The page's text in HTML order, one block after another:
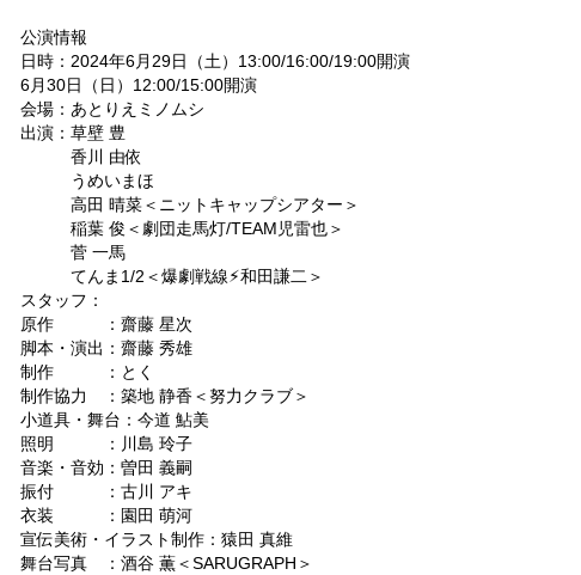
公演情報
日時：2024年6月29日（土）13:00/16:00/19:00開演
6月30日（日）12:00/15:00開演
会場：あとりえミノムシ
出演：草壁 豊
香川 由依
うめいまほ
高田 晴菜＜ニットキャップシアター＞
稲葉 俊＜劇団走馬灯/TEAM児雷也＞
菅 一馬
てんま1/2＜爆劇戦線⚡︎和田謙二＞
スタッフ：
原作 ：齋藤 星次
脚本・演出：齋藤 秀雄
制作 ：とく
制作協力 ：築地 静香＜努力クラブ＞
小道具・舞台：今道 鮎美
照明 ：川島 玲子
音楽・音効：曽田 義嗣
振付 ：古川 アキ
衣装 ：園田 萌河
宣伝美術・イラスト制作：猿田 真維
舞台写真 ：酒谷 薫＜SARUGRAPH＞